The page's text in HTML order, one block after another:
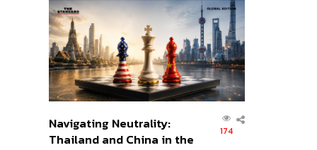
ส่วนยุทธศาสตร์ไทย –
อินโดนีเซีย
Navigating Neutrality:
Thailand and China in the
174